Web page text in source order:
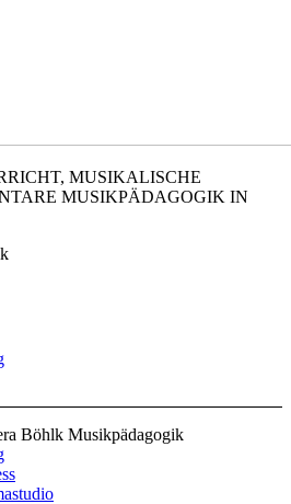
MUSIKALISCHE
MUSIKPÄDAGOGIK IN
Böhlk Musikpädagogik